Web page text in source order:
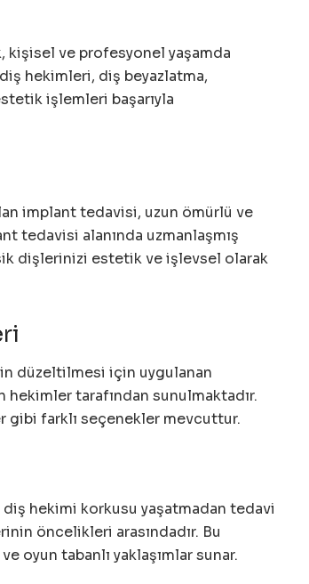
kişisel ve profesyonel yaşamda
hekimleri, diş beyazlatma,
işlemleri başarıyla
implant tedavisi, uzun ömürlü ve
tedavisi alanında uzmanlaşmış
dişlerinizi estetik ve işlevsel olarak
düzeltilmesi için uygulanan
tarafından sunulmaktadır.
gibi farklı seçenekler mevcuttur.
diş hekimi korkusu yaşatmadan tedavi
öncelikleri arasındadır. Bu
oyun tabanlı yaklaşımlar sunar.